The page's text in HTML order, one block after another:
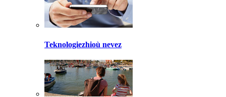
Teknologiezhioù nevez